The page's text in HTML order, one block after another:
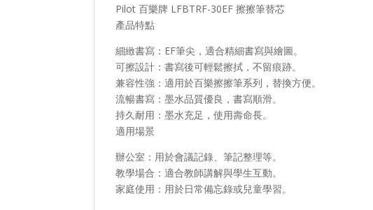
Pilot 百樂牌 LFBTRF-30EF 擦擦筆替芯
產品特點​
​細緻書寫：EF筆尖，適合精細書寫與繪圖。
​可擦設計：書寫後可輕鬆擦拭，不留痕跡。
​兼容性強：適用於百樂擦擦筆系列，替換方便。
​流暢書寫：墨水品質優良，書寫順滑。
​持久耐用：墨水充足，使用壽命長。
適用場景​
辦公室：用於會議記錄、筆記整理等。
教學場合：適合教師講解與學生互動。
家庭使用：用於日常備忘錄或兒童學習。